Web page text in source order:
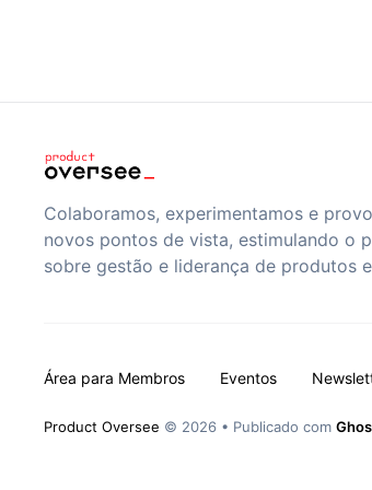
Colaboramos, experimentamos e
novos pontos de vista, estimulando o
sobre gestão e liderança de produtos
Área para Membros Eventos
Product Oversee © 2026 • Publicado com